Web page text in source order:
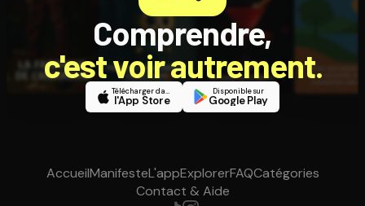
Comprendre,
c'est voir autrement.
Télécharger dans
l'App Store
Disponible sur
Google Play
AccueilManifesteL'appExplorerFAQCatégories
Contact & Aide